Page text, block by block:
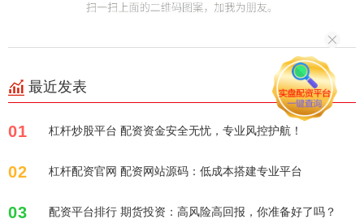
最近发表
01 杠杆炒股平台 配资资金安全无忧，专业风控护航！
02 杠杆配资官网 配资网站源码：低成本搭建专业平台
03 配资平台排行 期货投资：高风险高回报，你准备好了吗？